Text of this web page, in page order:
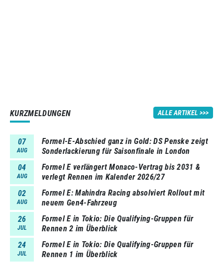
KURZMELDUNGEN ALLE ARTIKEL
07
AUG
Formel-E-Abschied ganz in Gold: DS Penske zeigt
Sonderlackierung für Saisonfinale in London
04
AUG
Formel E verlängert Monaco-Vertrag bis 2031 &
verlegt Rennen im Kalender 2026/27
02
AUG
Formel E: Mahindra Racing absolviert Rollout mit
neuem Gen4-Fahrzeug
26
JUL
Formel E in Tokio: Die Qualifying-Gruppen für
Rennen 2 im Überblick
24
JUL
Formel E in Tokio: Die Qualifying-Gruppen für
Rennen 1 im Überblick